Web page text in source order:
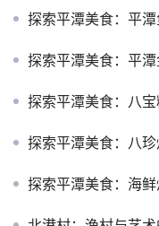
探索平潭美食：平
探索平潭美食：平
探索平潭美食：八
探索平潭美食：八
探索平潭美食：海